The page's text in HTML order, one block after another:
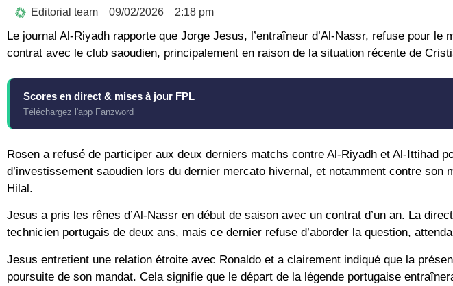
Editorial team 09/02/2026 2:18 pm
Le journal Al-Riyadh rapporte que Jorge Jesus, l’entraîneur d’Al-Nassr, refuse pour le
contrat avec le club saoudien, principalement en raison de la situation récente de
Scores en direct & mises à jour FPL
Téléchargez l'app Fanzword
Rosen a refusé de participer aux deux derniers matchs contre Al-Riyadh et Al-Ittihad
d’investissement saoudien lors du dernier mercato hivernal, et notamment contre son
Hilal.
Jesus a pris les rênes d’Al-Nassr en début de saison avec un contrat d’un an. La
technicien portugais de deux ans, mais ce dernier refuse d’aborder la question,
Jesus entretient une relation étroite avec Ronaldo et a clairement indiqué que la
poursuite de son mandat. Cela signifie que le départ de la légende portugaise